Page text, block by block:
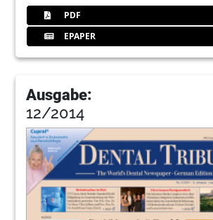
PDF
EPAPER
Ausgabe:
12/2014